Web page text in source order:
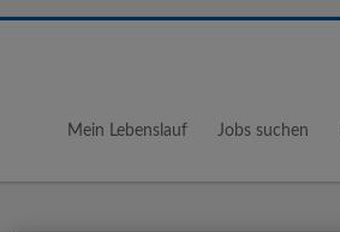
Mein Lebenslauf Jobs suchen